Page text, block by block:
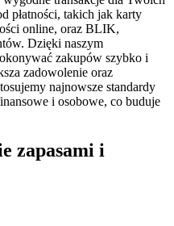
płatności, takich jak karty
online, oraz BLIK,
Dzięki naszym
zakupów szybko i
zadowolenie oraz
najnowsze standardy
i osobowe, co buduje
zapasami i